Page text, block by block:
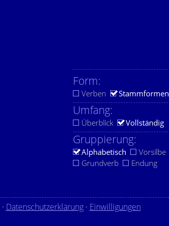
Form:
Verben Stammformen
Umfang:
Überblick Vollständig
Gruppierung:
Alphabetisch
Vorsilbe
Grundverb
Endung
· Datenschutzerklärung· Einwilligungen